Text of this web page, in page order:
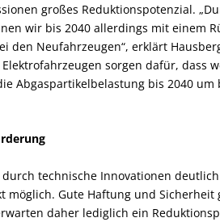
großes Reduktionspotenzial.
wir bis 2040 allerdings mit einem
den Neufahrzeugen“, erklärt
sorgen dafür, dass
Abgaspartikelbelastung bis 2040 um
technische Innovationen
möglich. Gute Haftung und Sicherheit
daher lediglich ein